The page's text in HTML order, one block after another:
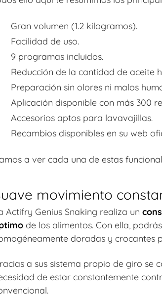
Gran volumen (1.2 kilogramos).
Facilidad de uso.
9 programas incluidos.
Reducción de la cantidad de aceite
Preparación sin olores ni malos
Aplicación disponible con más 300
Accesorios aptos para lavavajillas.
Recambios disponibles en su web
a ver cada una de estas
movimiento
Actifry Genius Snaking realiza un
de los alimentos. Con ella,
doradas y crocantes
a sus sistema propio de giro se
de estar constantemente